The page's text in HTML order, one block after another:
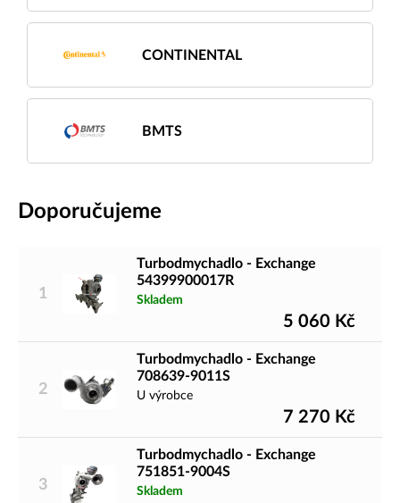
CONTINENTAL
BMTS
Doporučujeme
1
Turbodmychadlo - Exchange
54399900017R
Skladem
5 060 Kč
2
Turbodmychadlo - Exchange
708639-9011S
U výrobce
7 270 Kč
3
Turbodmychadlo - Exchange
751851-9004S
Skladem